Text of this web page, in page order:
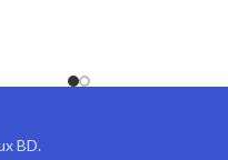
BD.